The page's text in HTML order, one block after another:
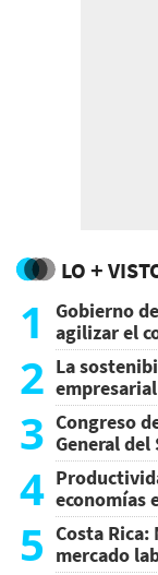
LO +
1
Gobierno
agilizar el
2 La
3 Congreso
General
4 economías
5 Costa Rica:
mercado